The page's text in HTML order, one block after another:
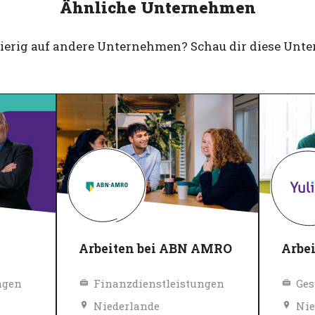
Ähnliche Unternehmen
auf andere Unternehmen? Schau dir diese
Arbeiten bei ABN AMRO
Finanzdienstleistungen
Niederlande